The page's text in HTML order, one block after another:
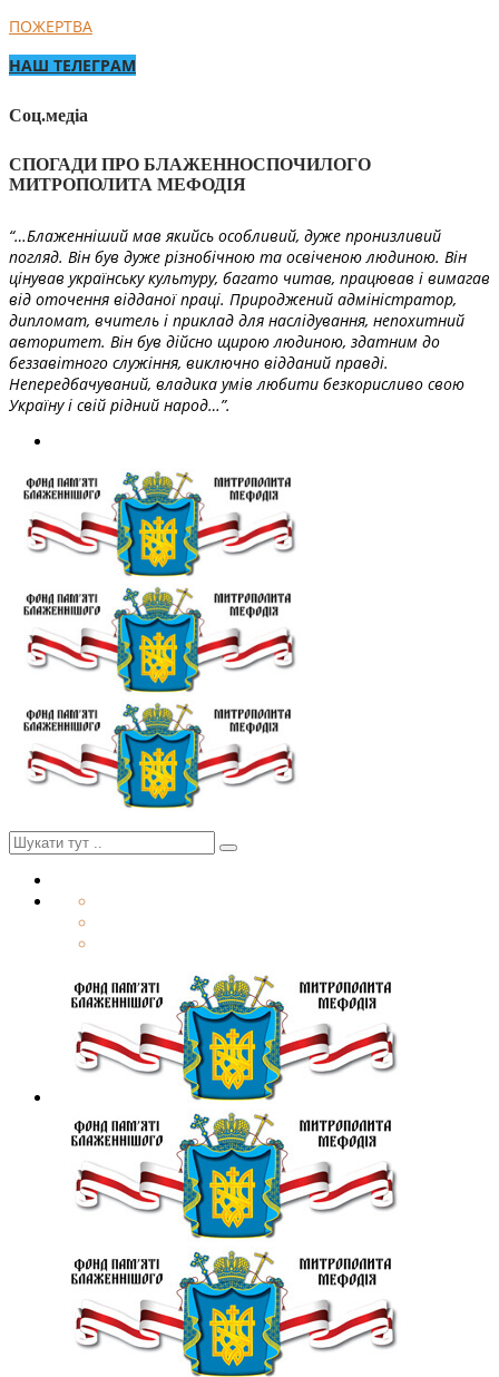
ПОЖЕРТВА
НАШ ТЕЛЕГРАМ
Соц.медіа
СПОГАДИ ПРО БЛАЖЕННОСПОЧИЛОГО
МИТРОПОЛИТА МЕФОДІЯ
“…Блаженніший мав якийсь особливий, дуже пронизливий
погляд. Він був дуже різнобічною та освіченою людиною. Він
цінував українську культуру, багато читав, працював і вимагав
від оточення відданої праці. Природжений адміністратор,
дипломат, вчитель і приклад для наслідування, непохитний
авторитет. Він був дійсно щирою людиною, здатним до
беззавітного служіння, виключно відданий правді.
Непередбачуваний, владика умів любити безкорисливо свою
Україну і свій рідний народ…”.